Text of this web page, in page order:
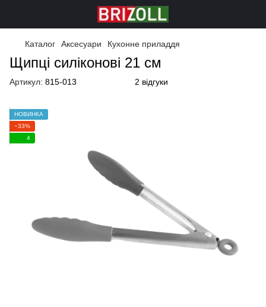
Каталог Аксесуари Кухонне приладдя
Щипці силіконові 21 см
Артикул: 815-013 2 відгуки
НОВИНКА
−33%
4